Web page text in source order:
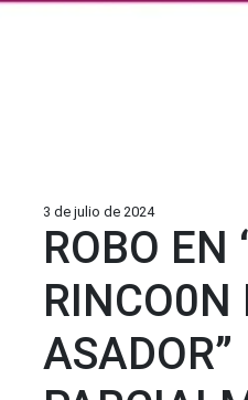
3 de julio de 2024
ROBO EN
RINCO0N
ASADOR”